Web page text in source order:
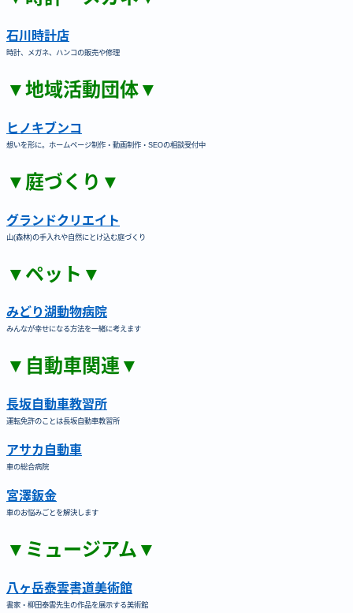
石川時計店
時計、メガネ、ハンコの販売や修理
▼地域活動団体▼
ヒノキブンコ
想いを形に。ホームページ制作・動画制作・SEOの相談受付中
▼庭づくり▼
グランドクリエイト
山(森林)の手入れや自然にとけ込む庭づくり
▼ペット▼
みどり湖動物病院
みんなが幸せになる方法を一緒に考えます
▼自動車関連▼
長坂自動車教習所
運転免許のことは長坂自動車教習所
アサカ自動車
車の総合病院
宮澤鈑金
車のお悩みごとを解決します
▼ミュージアム▼
八ヶ岳泰雲書道美術館
書家・柳田泰雲先生の作品を展示する美術館